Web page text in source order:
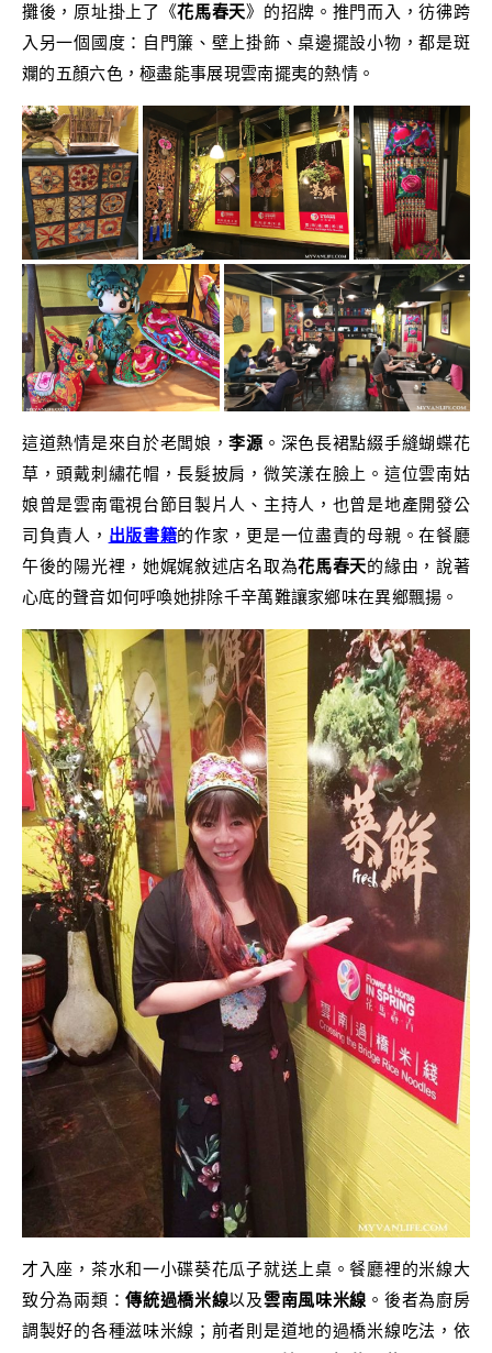
攤後，原址掛上了《花馬春天》的招牌。推門而入，彷彿跨
入另一個國度：自門簾、壁上掛飾、桌邊擺設小物，都是斑
斕的五顏六色，極盡能事展現雲南擺夷的熱情。
這道熱情是來自於老闆娘，李源 。深色長裙點綴手縫蝴蝶花
草，頭戴刺繡花帽，長髮披肩，微笑漾在臉上。這位雲南姑
娘曾是雲南電視台節目製片人、主持人，也曾是地產開發公
司負責人， 出版書籍的作家，更是一位盡責的母親。在餐廳
午後的陽光裡，她娓娓敘述店名取為花馬春天的緣由，說著
心底的聲音如何呼喚她排除千辛萬難讓家鄉味在異鄉飄揚。
才入座，茶水和一小碟葵花瓜子就送上桌。餐廳裡的米線大
致分為兩類：傳統過橋米線以及雲南風味米線 。後者為廚房
調製好的各種滋味米線；前者則是道地的過橋米線吃法，依